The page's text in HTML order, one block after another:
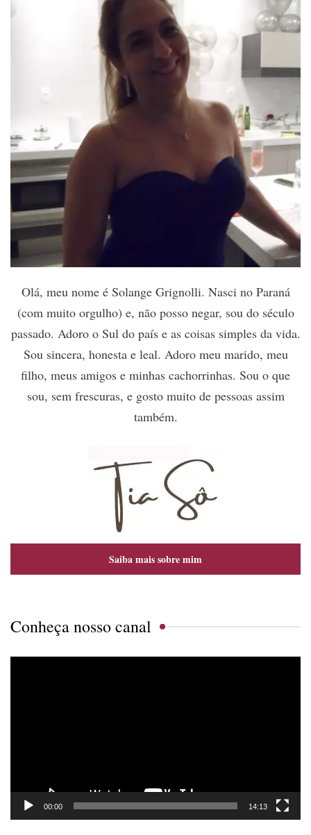
Olá, meu nome é Solange Grignolli. Nasci no Paraná
(com muito orgulho) e, não posso negar, sou do século
passado. Adoro o Sul do país e as coisas simples da vida.
Sou sincera, honesta e leal. Adoro meu marido, meu
filho, meus amigos e minhas cachorrinhas. Sou o que
sou, sem frescuras, e gosto muito de pessoas assim
também.
Saiba mais sobre mim
Conheça nosso canal
00:00 14:13